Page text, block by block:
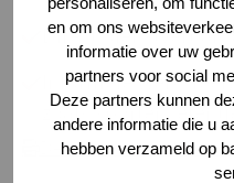
en om ons
informatie over uw
partners voor social
Deze partners kunnen
andere informatie die u
hebben verzameld op
Direct
Informele
zoals sporten,
Deze vacature